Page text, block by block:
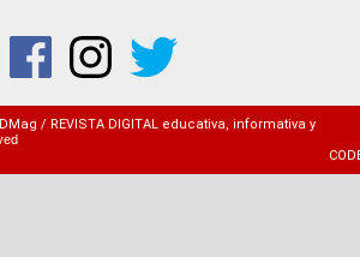
/ REVISTA DIGITAL educativa, informativa y